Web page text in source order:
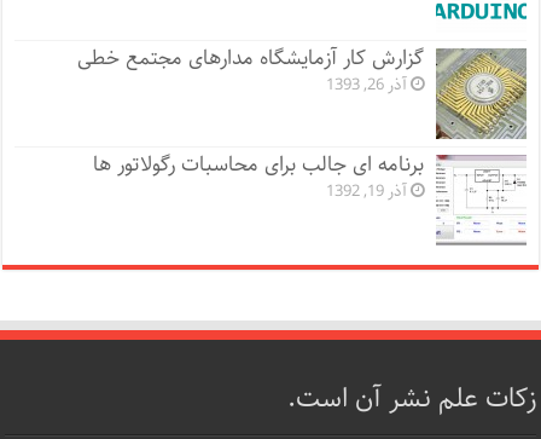
گزارش کار آزمایشگاه مدارهای مجتمع خطی
آذر 26, 1393
برنامه ای جالب برای محاسبات رگولاتور ها
آذر 19, 1392
زکات علم نشر آن است.